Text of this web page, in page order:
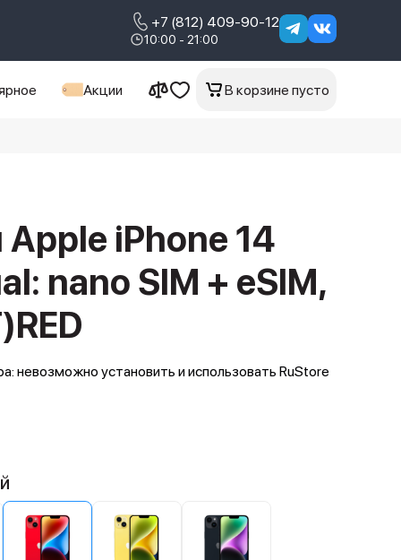
+7 (812) 409-90-12
10:00 - 21:00
Акции В корзине пусто
iPhone 14
nano SIM + eSIM,
невозможно установить и использовать RuStore